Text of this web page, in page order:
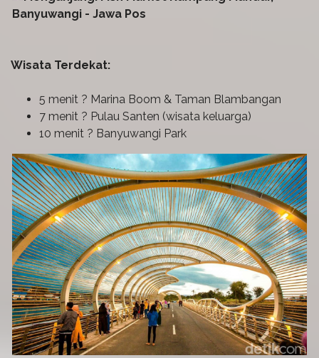
Wisata Terdekat:
5 menit ? Marina Boom & Taman Blambangan
7 menit ? Pulau Santen (wisata keluarga)
10 menit ? Banyuwangi Park